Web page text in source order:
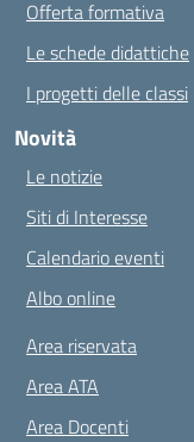
Offerta formativa
Le schede didattiche
I progetti delle classi
Novità
Le notizie
Siti di Interesse
Calendario eventi
Albo online
Area riservata
Area ATA
Area Docenti